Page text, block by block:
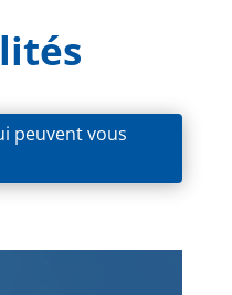
peuvent vous